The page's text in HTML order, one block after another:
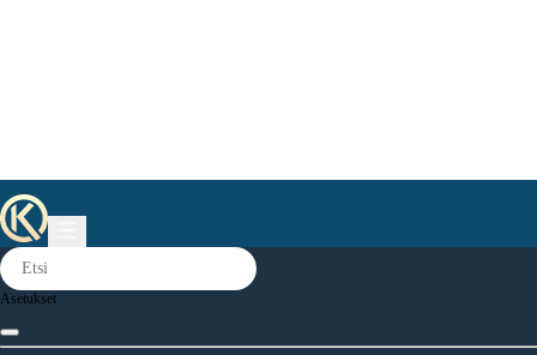
Asetukset